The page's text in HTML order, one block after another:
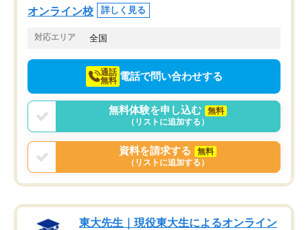
つ成績も上がり、苦手意識も無くなっ
てきたので、さらに苦手な数学も追加
でお願いしました。来年の高校受験に
オンライン校 詳しく見る
対応エリア 全国
通話
無料 電話で問い合わせする
無料体験を申し込む
無料
（リストに追加する）
資料を請求する
無料
（リストに追加する）
東大先生｜現役東大生によるオンライン